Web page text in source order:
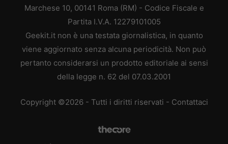
Marchese 10, 00141 Roma (RM) - Codice Fiscale e
Partita I.V.A. 12279101005
Geekit.it non è una testata giornalistica, in quanto
viene aggiornato senza alcuna periodicità. Non può
pertanto considerarsi un prodotto editoriale ai sensi
della legge n. 62 del 07.03.2001
Copyright ©2026 - Tutti i diritti riservati - Contattaci